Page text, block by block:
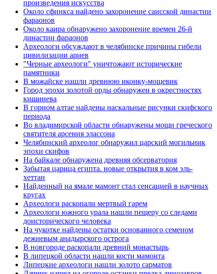
произведения искусства
Около сфинкса найдено захоронение саисской династии
фараонов
Около каира обнаружено захоронение времен 26-й
династии фараонов
Археологи обсуждают в челябинске причины гибели
цивилизации ариев
"Черные археологи" уничтожают исторические
памятники
В можайске нашли древнюю иконку-мощевик
Город эпохи золотой орды обнаружен в окрестностях
кишинева
В горном алтае найдены наскальные рисунки скифского
периода
Во владимирской области обнаружены мощи греческого
святителя арсения элассона
Челябинский археолог обнаружил царский могильник
эпохи скифов
На байкале обнаружена древняя обсерватория
Забытая царица египта. новые открытия в ком эль-
хеттан
Найденный на ямале мамонт стал сенсацией в научных
кругах
Археологи раскопали мертвый гарем
Археологи южного урала нашли пещеру со следами
доисторического человека
На чукотке найдены остатки основанного семеном
дежневым анадырского острога
В новгороде раскопали древний монастырь
В липецкой области нашли кости мамонта
Липецкие археологи нашли золото сарматов